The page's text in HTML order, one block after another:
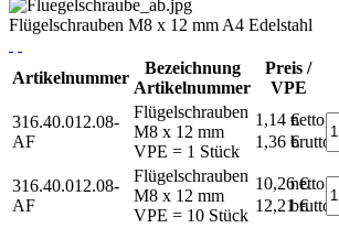
Flügelschrauben M8 x 12 mm A4 Edelstahl
Artikelnummer
Bezeichnung
Artikelnummer
Preis /
VPE
316.40.012.08-
AF
Flügelschrauben
M8 x 12 mm
VPE = 1 Stück
1,14 €netto
1,36 €brutto*
316.40.012.08-
AF
Flügelschrauben
M8 x 12 mm
VPE = 10 Stück
10,26 €
netto
12,21 €brutto*